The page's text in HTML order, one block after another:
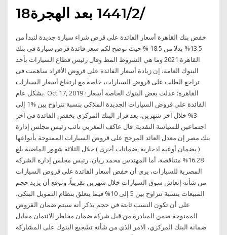
18‏‏/2‏‏/1441 بعد الهجرة
خفض بنك القاهرة أسعار الفائدة على قرض شراء سيارة جديدة لتبدأ من
13.5% بدلا من 18.5 % حيث نوضح لكم سعر فائدة قرض سيارة في بنك
القاهرة 2021 وما هي الشروط المط وقال رئيس قطاع السيارات بأحد
البنوك العامة، إن زيادة أسعار الفائدة على قروض الأفراد ساهمت فى
تراجع الطلب على قروض السيارات، خاصة مع ارتفاع أسعار السيارات
بشكل عام. Oct 17, 2019 · القاهرة: عدلت بعض البنوك الخاصة أسعار
الفائدة على قروض السيارات الجديدة الملاكي بنسبة تتراوح بين %1 إلى
3% خلال آخر شهرين، بعد قرار البنك المركزي بخفض الفائدة في آخر
اجتماعين للسياسة النقدية. قال عاكف المغربي نائب رئيس مجلس إدارة
بنك مصر إن معدل العائد المرجح على قروض السيارات الممنوحة بأنواعها
( بضمان أوعية ادخارية ,ضمانات أخرى ) خلال الثلاثة شهور الماضية بلغ
16.28% متناقصة. أما المهندس محمد ريان، رئيس مجلس إدارة الشركة
المصرية للسيارات، يرى أن خفض أسعار الفائدة على قروض السيارات
من شأنه إنعاش سوق السيارات خلال شهرين تقريباً، وتوقع أن يزيد حجم
المبيعات بنسبة تتراوح بين 5 إلى 10% فيما يتعلق بنظام التمويل البنكى،
على أن تكون النسب ثابتة في حجم يذكر أنه سيتم ضمان القروض
الممنوحة ضمن المبادرة من قبل شركة ضمان مخاطر الائتمان مقابل
ضمانة البنك المركزي، الامر الذي من شأنه تشجيع البنوك على المشاركة